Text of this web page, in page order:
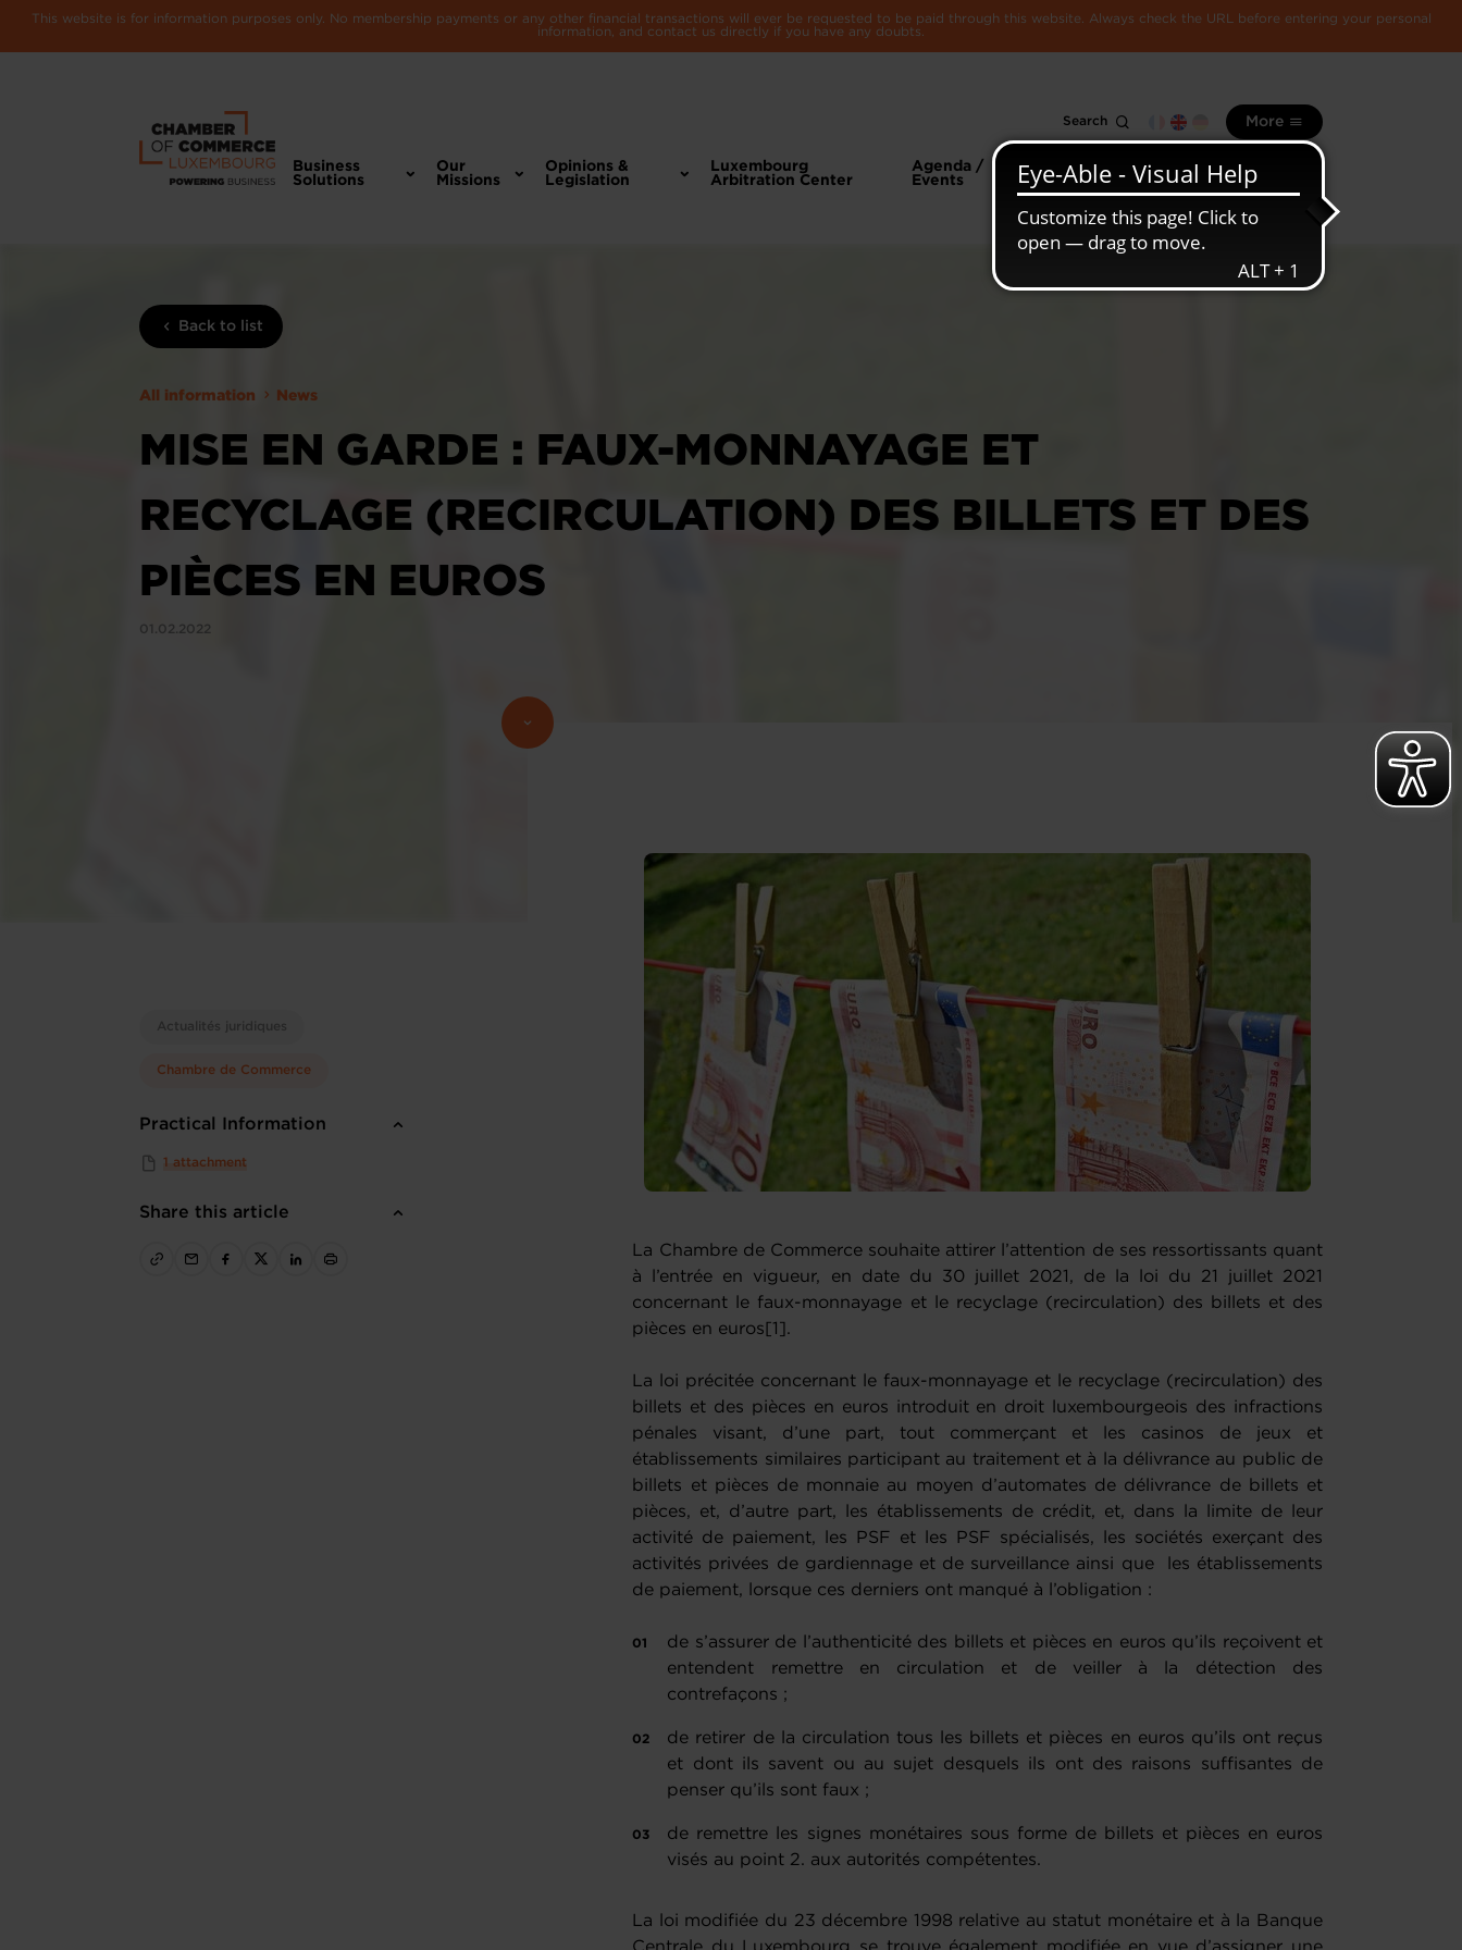
This website is for information purposes only. No membership payments or any other financial transactions will ever be requested to be paid through this website. Always check the URL before entering your personal
information, and contact us directly if you have any doubts.
Search More
Business
Solutions
Our
Missions
Opinions &
Legislation
Luxembourg
Arbitration Center
Agenda /
Events
information
Luxembourg
economy
Back to list
All information News
MISE EN GARDE : FAUX-MONNAYAGE ET
RECYCLAGE (RECIRCULATION) DES BILLETS ET DES
PIÈCES EN EUROS
01.02.2022
Actualités juridiques
Chambre de Commerce
Practical Information
1 attachment
Share this article
La Chambre de Commerce souhaite attirer l’attention de ses ressortissants quant
à l’entrée en vigueur, en date du 30 juillet 2021, de la loi du 21 juillet 2021
concernant le faux-monnayage et le recyclage (recirculation) des billets et des
pièces en euros[1].
La loi précitée concernant le faux-monnayage et le recyclage (recirculation) des
billets et des pièces en euros introduit en droit luxembourgeois des infractions
pénales visant, d’une part, tout commerçant et les casinos de jeux et
établissements similaires participant au traitement et à la délivrance au public de
billets et pièces de monnaie au moyen d’automates de délivrance de billets et
pièces, et, d’autre part, les établissements de crédit, et, dans la limite de leur
activité de paiement, les PSF et les PSF spécialisés, les sociétés exerçant des
activités privées de gardiennage et de surveillance ainsi que les établissements
de paiement, lorsque ces derniers ont manqué à l’obligation :
de s’assurer de l’authenticité des billets et pièces en euros qu’ils reçoivent et
entendent remettre en circulation et de veiller à la détection des
contrefaçons ;
de retirer de la circulation tous les billets et pièces en euros qu’ils ont reçus
et dont ils savent ou au sujet desquels ils ont des raisons suffisantes de
penser qu’ils sont faux ;
de remettre les signes monétaires sous forme de billets et pièces en euros
visés au point 2. aux autorités compétentes.
La loi modifiée du 23 décembre 1998 relative au statut monétaire et à la Banque